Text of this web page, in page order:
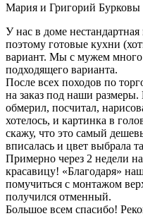
Мария и Григорий Бурковы
У нас в доме
поэтому готовые кухни
вариант. Мы с мужем
подходящего варианта.
После всех походов по
на заказ под наши
обмерил, посчитал,
хотелось, и картинка в
скажу, что это самый
вписалась и цвет выбрала
Примерно через 2 недели
красавицу! «Благодаря»
помучиться с монтажом
получился отменный.
Большое всем спасибо!